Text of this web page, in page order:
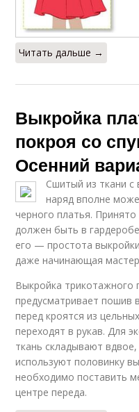
Читать дальше →
Выкройка
покроя со
Осенний
Сшитый из ткани с
наряд вполне
черного платья.
должен быть в
его — простота
даже начинающая
Выкройка трикотажного
предусматривает пошив
перед кроятся из
переходят в рукав. Для
ткань складывают
используют половинку
необходимо поставить
центре переда.